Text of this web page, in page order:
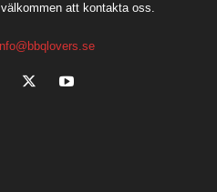
att kontakta oss.